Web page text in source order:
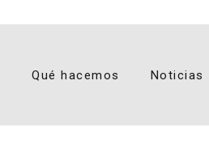
Qué hacemos Noticias